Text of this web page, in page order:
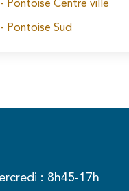
Pontoise Centre ville
Pontoise Sud
: 8h45-17h